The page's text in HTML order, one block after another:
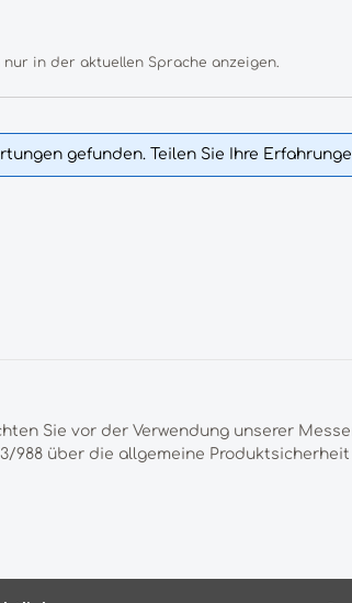
nur in der aktuellen Sprache anzeigen.
gefunden. Teilen Sie Ihre
Sie vor der Verwendung unserer
988 über die allgemeine Produktsicherheit